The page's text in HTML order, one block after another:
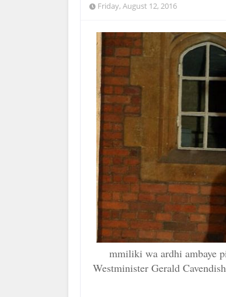
Friday, August 12, 2016
mmiliki wa ardhi ambaye
Westminister Gerald